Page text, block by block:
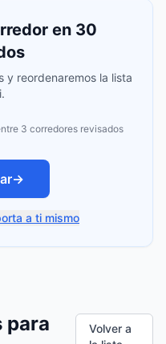
en 30
y reordenaremos la lista
3 corredores revisados
→
a ti mismo
para
Volver a